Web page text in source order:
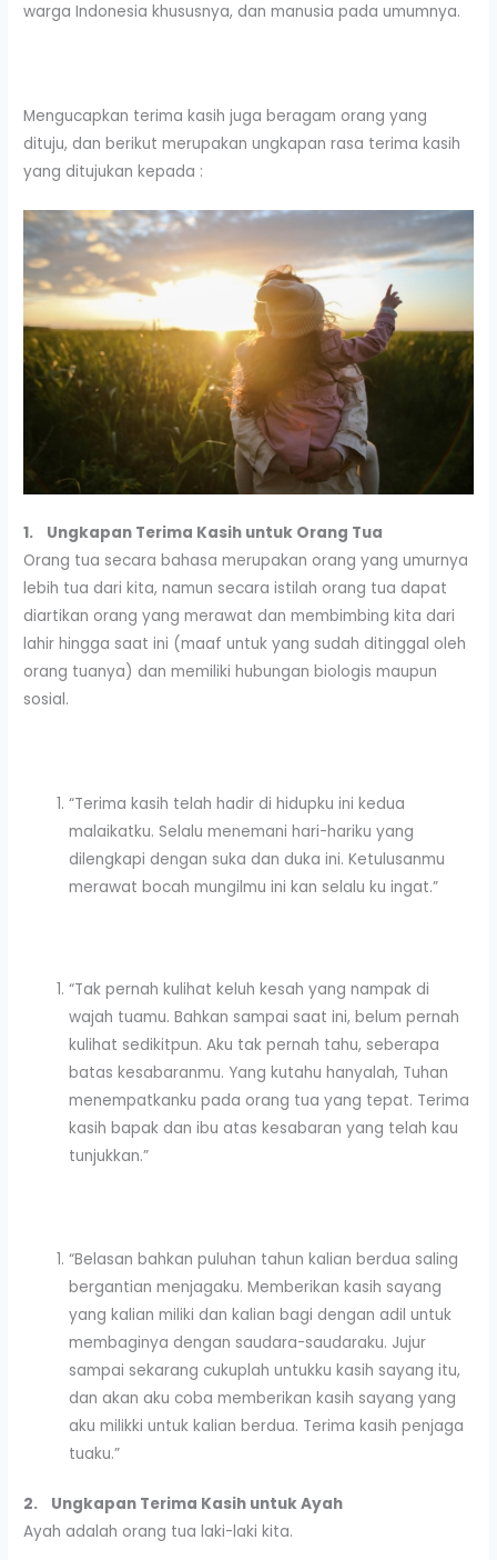
warga Indonesia khususnya, dan manusia pada umumnya.
Mengucapkan terima kasih juga beragam orang yang
dituju, dan berikut merupakan ungkapan rasa terima kasih
yang ditujukan kepada :
1. Ungkapan Terima Kasih untuk Orang Tua
Orang tua secara bahasa merupakan orang yang umurnya
lebih tua dari kita, namun secara istilah orang tua dapat
diartikan orang yang merawat dan membimbing kita dari
lahir hingga saat ini (maaf untuk yang sudah ditinggal oleh
orang tuanya) dan memiliki hubungan biologis maupun
sosial.
“Terima kasih telah hadir di hidupku ini kedua
malaikatku. Selalu menemani hari-hariku yang
dilengkapi dengan suka dan duka ini. Ketulusanmu
merawat bocah mungilmu ini kan selalu ku ingat.”
“Tak pernah kulihat keluh kesah yang nampak di
wajah tuamu. Bahkan sampai saat ini, belum pernah
kulihat sedikitpun. Aku tak pernah tahu, seberapa
batas kesabaranmu. Yang kutahu hanyalah, Tuhan
menempatkanku pada orang tua yang tepat. Terima
kasih bapak dan ibu atas kesabaran yang telah kau
tunjukkan.”
“Belasan bahkan puluhan tahun kalian berdua saling
bergantian menjagaku. Memberikan kasih sayang
yang kalian miliki dan kalian bagi dengan adil untuk
membaginya dengan saudara-saudaraku. Jujur
sampai sekarang cukuplah untukku kasih sayang itu,
dan akan aku coba memberikan kasih sayang yang
aku milikki untuk kalian berdua. Terima kasih penjaga
tuaku.”
2. Ungkapan Terima Kasih untuk Ayah
Ayah adalah orang tua laki-laki kita.